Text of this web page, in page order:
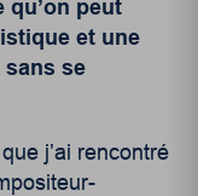
peut
et une
se
j’ai rencontré